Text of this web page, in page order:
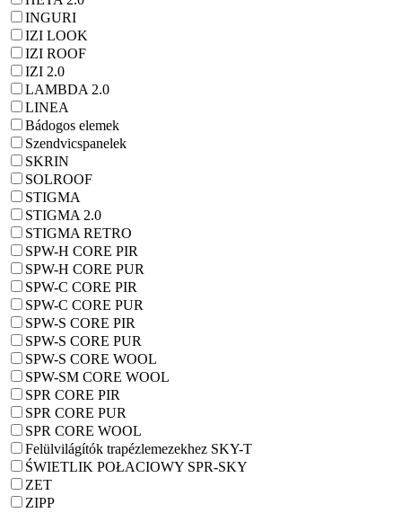
INGURI
IZI LOOK
IZI ROOF
IZI 2.0
LAMBDA 2.0
LINEA
Bádogos elemek
Szendvicspanelek
SKRIN
SOLROOF
STIGMA
STIGMA 2.0
STIGMA RETRO
SPW-H CORE PIR
SPW-H CORE PUR
SPW-C CORE PIR
SPW-C CORE PUR
SPW-S CORE PIR
SPW-S CORE PUR
SPW-S CORE WOOL
SPW-SM CORE WOOL
SPR CORE PIR
SPR CORE PUR
SPR CORE WOOL
Felülvilágítók trapézlemezekhez SKY-T
ŚWIETLIK POŁACIOWY SPR-SKY
ZET
ZIPP